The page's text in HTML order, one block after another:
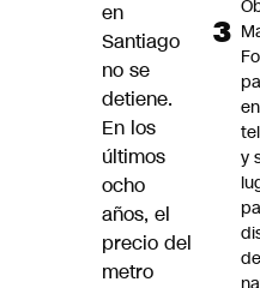
en
Santiago
no se
detiene.
En los
últimos
ocho
años, el
precio del
metro
en
y